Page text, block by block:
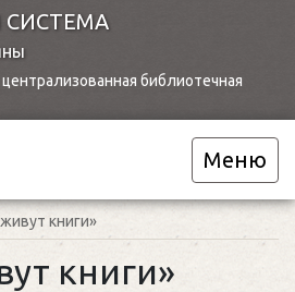
СИСТЕМА
библиотечная
Меню
книги»
книги»